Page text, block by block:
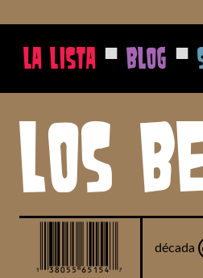
La Lista ■ Blog ■
Los
década